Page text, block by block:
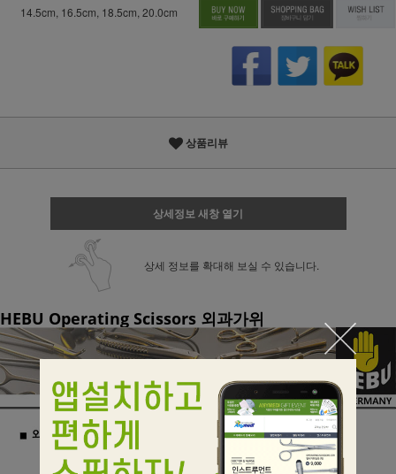
14.5cm, 16.5cm, 18.5cm, 20.0cm
상품리뷰
상세정보 새창 열기
상세 정보를 확대해 보실 수 있습니다.
HEBU Operating Scissors 외과가위